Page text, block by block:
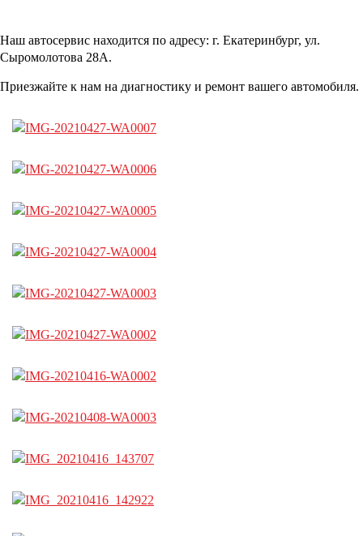
Наш автосервис находится по адресу: г. Екатеринбург, ул.
Сыромолотова 28А.
Приезжайте к нам на диагностику и ремонт вашего автомобиля.